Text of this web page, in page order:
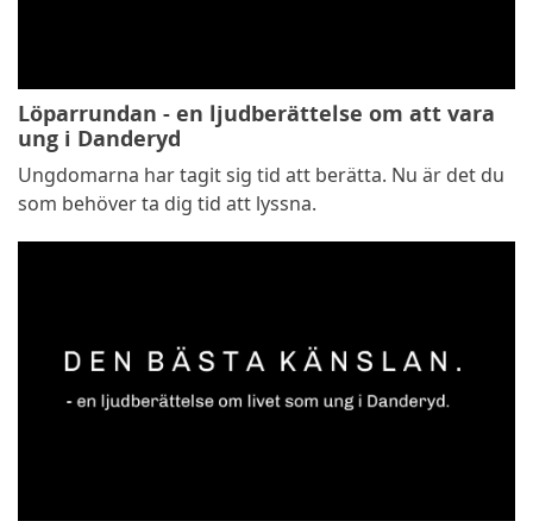
Löparrundan - en ljudberättelse om att vara
ung i Danderyd
Ungdomarna har tagit sig tid att berätta. Nu är det du
som behöver ta dig tid att lyssna.